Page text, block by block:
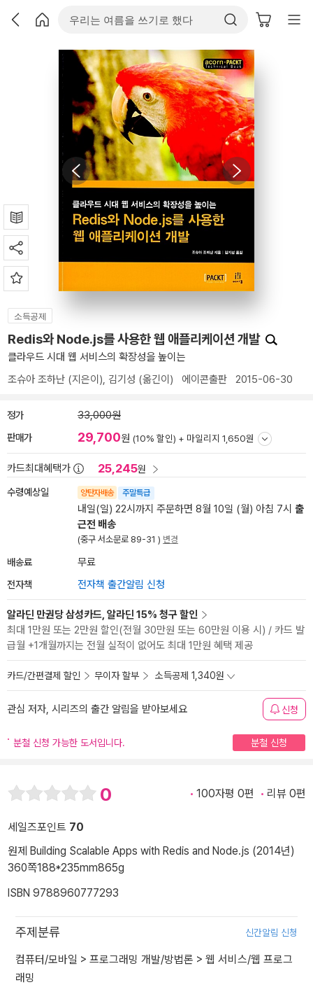
소득공제
Redis와 Node.js를 사용한 웹 애플리케이션 개발
클라우드 시대 웹 서비스의 확장성을 높이는
조슈아 조하난 (지은이), 김기성 (옮긴이) 에이콘출판 2015-06-30
정가 33,000원
판매가 29,700원 (10% 할인) + 마일리지 1,650원
카드최대혜택가 25,245원
수령예상일 양탄자배송 주말특급
내일(일) 22시까지 주문하면 8월 10일 (월) 아침 7시 출
근전 배송
(중구 서소문로 89-31 ) 변경
배송료 무료
전자책 전자책 출간알림 신청
알라딘 만권당 삼성카드, 알라딘 15% 청구 할인
최대 1만원 또는 2만원 할인(전월 30만원 또는 60만원 이용 시) / 카드 발
급월 +1개월까지는 전월 실적이 없어도 최대 1만원 혜택 제공
카드/간편결제 할인 무이자 할부 소득공제 1,340원
관심 저자, 시리즈의 출간 알림을 받아보세요 신청
분철 신청 가능한 도서입니다. 분철 신청
0 100자평 0편 리뷰 0편
세일즈포인트 70
원제 Building Scalable Apps with Redis and Node.js (2014년)
360쪽188*235mm865g
ISBN 9788960777293
주제분류 신간알림 신청
컴퓨터/모바일 > 프로그래밍 개발/방법론 > 웹 서비스/웹 프로그
래밍